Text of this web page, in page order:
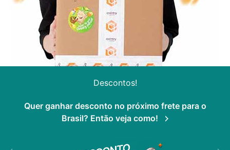
Descontos!
Quer ganhar desconto no próximo frete para o
Brasil? Então veja como!